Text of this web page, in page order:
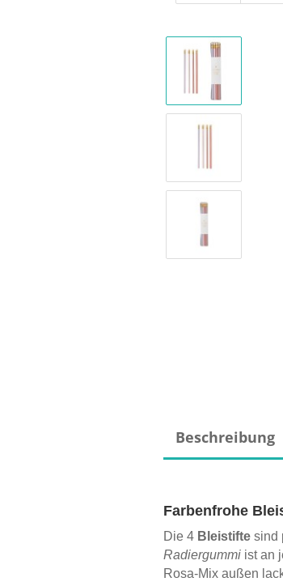
Beschreibung
Farbenfrohe
Die 4 Bleistifte sind
Radiergummi ist an
Rosa-Mix außen